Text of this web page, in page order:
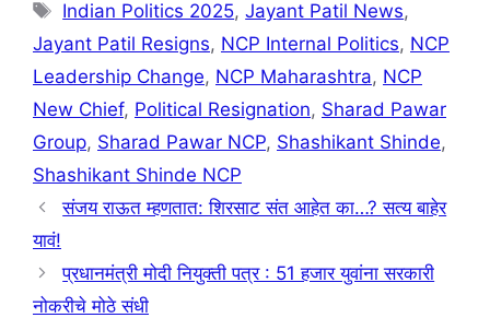
Tags
Indian Politics 2025,Jayant Patil News,
Jayant Patil Resigns, NCP Internal Politics, NCP
Leadership Change, NCP Maharashtra, NCP
New Chief, Political Resignation, Sharad Pawar
Group, Sharad Pawar NCP, Shashikant Shinde,
Shashikant Shinde NCP
संजय राऊत म्हणतात: शिरसाट संत आहेत का…? सत्य बाहेर
यावं!
प्रधानमंत्री मोदी नियुक्ती पत्र : 51 हजार युवांना सरकारी
नोकरीचे मोठे संधी